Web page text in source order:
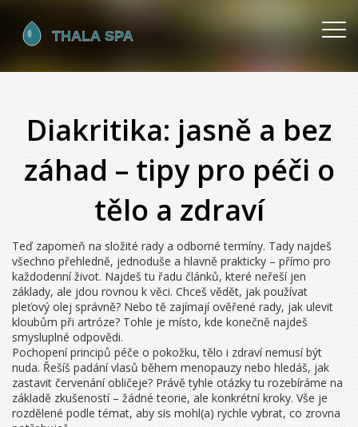
Diakritika: jasně a bez
záhad – tipy pro péči o
tělo a zdraví
Teď zapomeň na složité rady a odborné termíny. Tady najdeš
všechno přehledně, jednoduše a hlavně prakticky – přímo pro
každodenní život. Najdeš tu řadu článků, které neřeší jen
základy, ale jdou rovnou k věci. Chceš vědět, jak používat
pleťový olej správně? Nebo tě zajímají ověřené rady, jak ulevit
kloubům při artróze? Tohle je místo, kde konečně najdeš
smysluplné odpovědi.
Pochopení principů péče o pokožku, tělo i zdraví nemusí být
nuda. Řešíš padání vlasů během menopauzy nebo hledáš, jak
zastavit červenání obličeje? Právě tyhle otázky tu rozebíráme na
základě zkušeností – žádné teorie, ale konkrétní kroky. Vše je
rozdělené podle témat, aby sis mohl(a) rychle vybrat, co zrovna